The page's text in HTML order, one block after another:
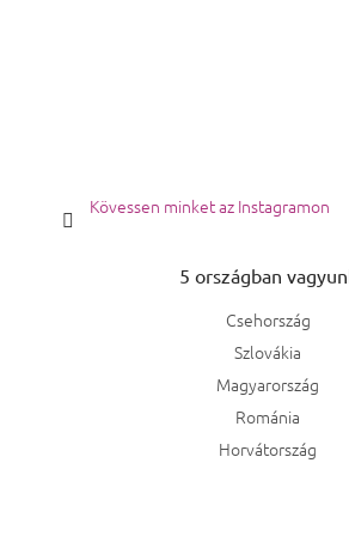
Kövessen minket az Instagramon
5 országban
Csehország
Szlovákia
Magyarország
Románia
Horvátország